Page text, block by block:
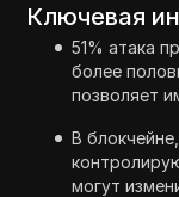
Ключевая
51% атака
более
позволяет
В
могут